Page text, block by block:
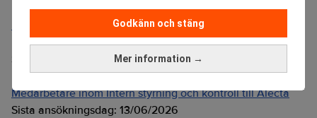
Mer information →
Godkänn och stäng
Bolagsjurist till Eltel AB
Placering:Bromma, Stockholm
Sista ansökningsdag:21/08/2026
Medarbetare inom Intern styrning och kontroll till Alecta
Sista ansökningsdag: 13/06/2026